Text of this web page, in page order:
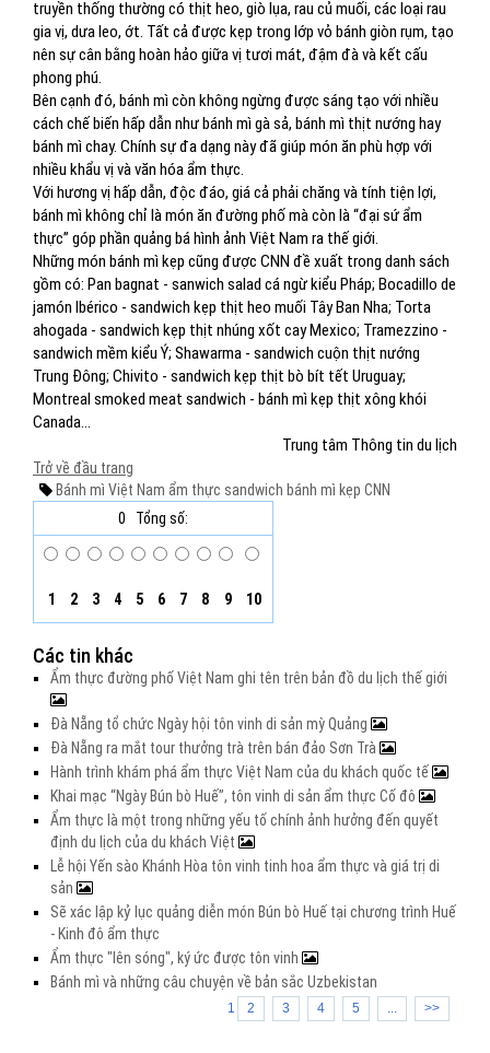
truyền thống thường có thịt heo, giò lụa, rau củ muối, các loại rau
gia vị, dưa leo, ớt. Tất cả được kẹp trong lớp vỏ bánh giòn rụm, tạo
nên sự cân bằng hoàn hảo giữa vị tươi mát, đậm đà và kết cấu
phong phú.
Bên cạnh đó, bánh mì còn không ngừng được sáng tạo với nhiều
cách chế biến hấp dẫn như bánh mì gà sả, bánh mì thịt nướng hay
bánh mì chay. Chính sự đa dạng này đã giúp món ăn phù hợp với
nhiều khẩu vị và văn hóa ẩm thực.
Với hương vị hấp dẫn, độc đáo, giá cả phải chăng và tính tiện lợi,
bánh mì không chỉ là món ăn đường phố mà còn là “đại sứ ẩm
thực” góp phần quảng bá hình ảnh Việt Nam ra thế giới.
Những món bánh mì kẹp cũng được CNN đề xuất trong danh sách
gồm có: Pan bagnat - sanwich salad cá ngừ kiểu Pháp; Bocadillo de
jamón Ibérico - sandwich kẹp thịt heo muối Tây Ban Nha; Torta
ahogada - sandwich kẹp thịt nhúng xốt cay Mexico; Tramezzino -
sandwich mềm kiểu Ý; Shawarma - sandwich cuộn thịt nướng
Trung Đông; Chivito - sandwich kẹp thịt bò bít tết Uruguay;
Montreal smoked meat sandwich - bánh mì kẹp thịt xông khói
Canada…
Trung tâm Thông tin du lịch
Trở về đầu trang
Bánh mì Việt Nam ẩm thực sandwich bánh mì kẹp CNN
0
Tổng số:
1 2 3 4 5 6 7 8 9 10
Các tin khác
Ẩm thực đường phố Việt Nam ghi tên trên bản đồ du lịch thế giới
Đà Nẵng tổ chức Ngày hội tôn vinh di sản mỳ Quảng
Đà Nẵng ra mắt tour thưởng trà trên bán đảo Sơn Trà
Hành trình khám phá ẩm thực Việt Nam của du khách quốc tế
Khai mạc “Ngày Bún bò Huế”, tôn vinh di sản ẩm thực Cố đô
Ẩm thực là một trong những yếu tố chính ảnh hưởng đến quyết
định du lịch của du khách Việt
Lễ hội Yến sào Khánh Hòa tôn vinh tinh hoa ẩm thực và giá trị di
sản
Sẽ xác lập kỷ lục quảng diễn món Bún bò Huế tại chương trình Huế
- Kinh đô ẩm thực
Ẩm thực "lên sóng", ký ức được tôn vinh
Bánh mì và những câu chuyện về bản sắc Uzbekistan
1 2 3 4 5 ... >>